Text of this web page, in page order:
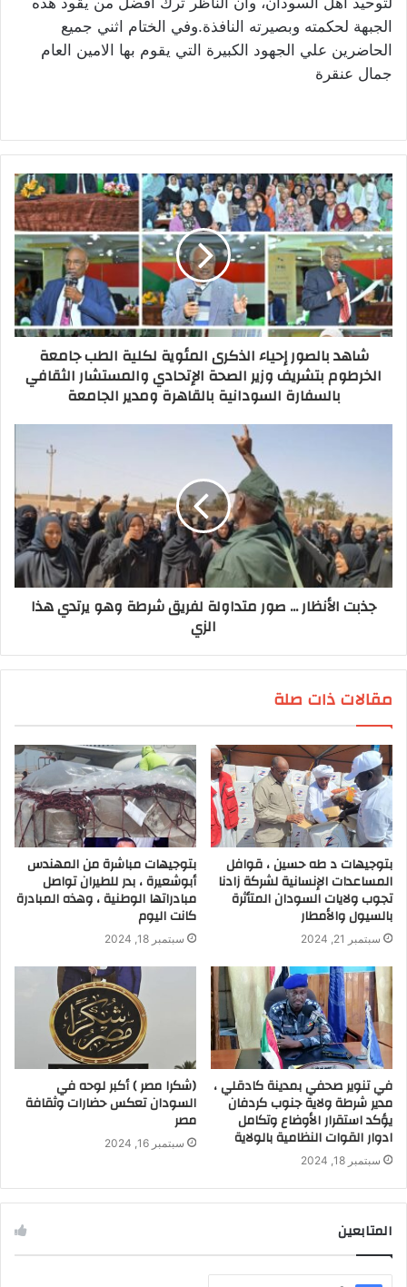
الجبهة لحكمته وبصيرته النافذة.وفي الختام اثني جميع
الحاضرين علي الجهود الكبيرة التي يقوم بها الامين العام
جمال عنقرة
شاهد بالصور إحياء الذكرى المئوية لكلية الطب جامعة
الخرطوم بتشريف وزير الصحة الإتحادي والمستشار الثقافي
بالسفارة السودانية بالقاهرة ومدير الجامعة
جذبت الأنظار ... صور متداولة لفريق شرطة وهو يرتدي هذا
الزي
مقالات ذات صلة
بتوجيهات د طه حسين ، قوافل
المساعدات الإنسانية لشركة زادنا
تجوب ولايات السودان المتأثرة
بالسيول والأمطار
سبتمبر 21, 2024
بتوجيهات مباشرة من المهندس
أبوشعيرة ، بدر للطيران تواصل
مبادراتها الوطنية ، وهذه المبادرة
كانت اليوم
سبتمبر 18, 2024
في تنوير صحفي بمدينة كادقلي ،
مدير شرطة ولاية جنوب كردفان
يؤكد استقرار الأوضاع وتكامل
ادوار القوات النظامية بالولاية
سبتمبر 18, 2024
(شكرا مصر ) أكبر لوحه في
السودان تعكس حضارات وثقافة
مصر
سبتمبر 16, 2024
المتابعين